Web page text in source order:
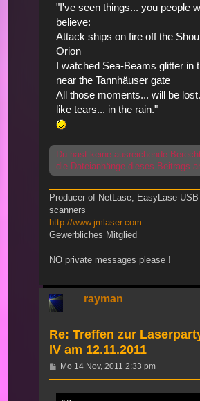
"I've seen things... you people
believe:
Attack ships on fire off the
Orion
I watched Sea-Beams glitter in
near the Tannhäuser gate
All those moments... will be
like tears... in the rain."
Du hast keine ausreichende
die Dateianhänge dieses Beitrags
Producer of NetLase, EasyLase
scanners
http://www.jmlaser.com
Gewerbliches Mitglied
NO private messages please !
rayman
Re: Treffen zur
IV am 12.11.2011
Beitrag
Mo 14 Nov, 2011 2:33 pm